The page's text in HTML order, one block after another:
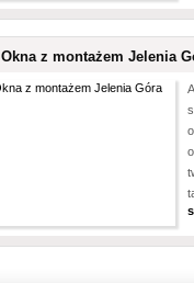
Okna z montażem Jelenia